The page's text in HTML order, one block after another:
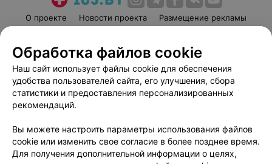
О проекте Новости проекта
Размещение рекламы
Пользовательское соглашение
Способы оплаты
Вакансии
Партнеры
Написать руководителю 103.by
Обработка персональных данных
Обработка файлов cookie
Наш сайт использует файлы cookie для обеспечения
удобства пользователей сайта, его улучшения, сбора
статистики и предоставления персонализированных
рекомендаций.
Вы можете настроить параметры использования файлов
cookie или изменить свое согласие в более позднее время.
Для получения дополнительной информации о целях,